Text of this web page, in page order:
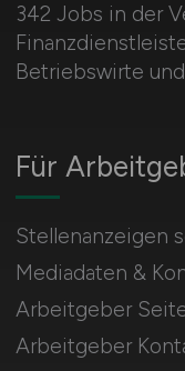
342 Jobs in der
Betriebswirte
Für
Stellenanzeigen
Mediadaten &
Arbeitgeber
Arbeitgeber